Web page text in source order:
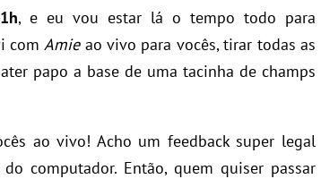
, e eu vou estar lá o tempo todo para
comAmieao vivo para vocês, tirar todas as
papo a base de uma tacinha de champs
ao vivo! Acho um feedback super legal
computador. Então, quem quiser passar